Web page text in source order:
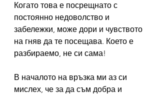
Когато това е посрещнато с
постоянно недоволство и
забележки, може дори и чувството
на гняв да те посещава. Което е
разбираемо, не си сама!
В началото на връзка ми аз си
мислех, че за да съм добра и